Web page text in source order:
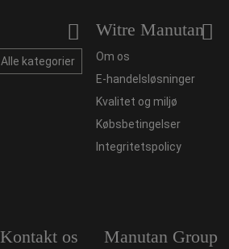
Alle kategorier
Witre Manutan
Om os
E-handelsløsninger
Kvalitet og miljø
Købsbetingelser
Integritetspolicy
Kontakt os
Manutan Group